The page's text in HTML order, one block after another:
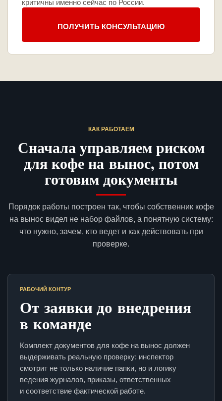
критичны именно сейчас по России.
ПОЛУЧИТЬ КОНСУЛЬТАЦИЮ
КАК РАБОТАЕМ
Сначала управляем риском
для кофе на вынос, потом
готовим документы
Порядок работы построен так, чтобы собственник кофе
на вынос видел не набор файлов, а понятную систему:
что нужно, зачем, кто ведет и как действовать при
проверке.
РАБОЧИЙ КОНТУР
От заявки до внедрения
в команде
Комплект документов для кофе на вынос должен
выдерживать реальную проверку: инспектор
смотрит не только наличие папки, но и логику
ведения журналов, приказы, ответственных
и соответствие фактической работе.